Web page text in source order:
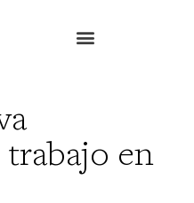
en